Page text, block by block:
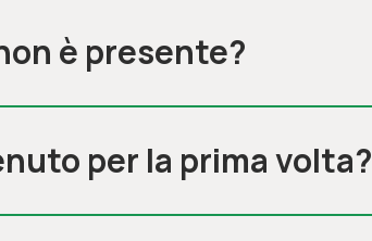
è presente?
per la prima volta?